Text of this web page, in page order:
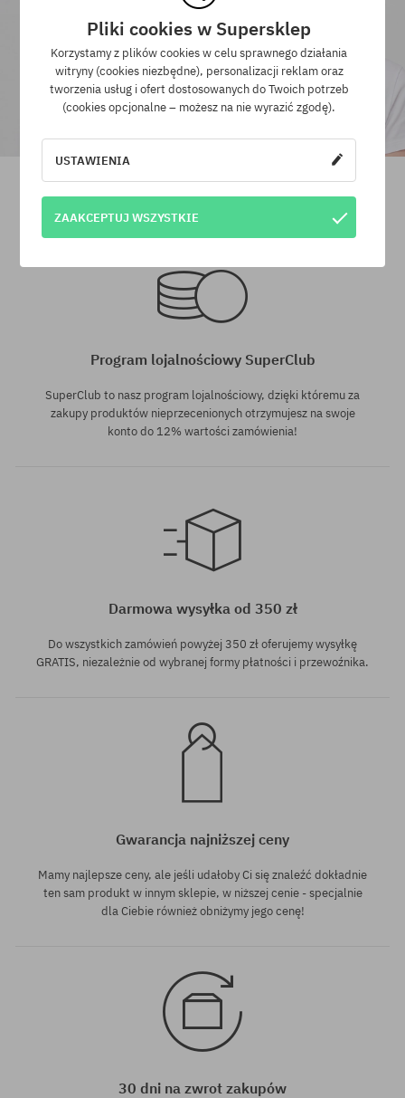
Okulary przeciwsłoneczne
MessyWeekend Grace Iso
419,90 PLN279,90 PLN
Okulary przeciwsłoneczne
MessyWeekend Ryan
359,90 PLN209,90 PLN
Program lojalnościowy SuperClub
SuperClub to nasz program lojalnościowy, dzięki któremu za
zakupy produktów nieprzecenionych otrzymujesz na swoje
konto do 12% wartości zamówienia!
Darmowa wysyłka od 350 zł
Do wszystkich zamówień powyżej 350 zł oferujemy wysyłkę
GRATIS, niezależnie od wybranej formy płatności i przewoźnika.
Gwarancja najniższej ceny
Mamy najlepsze ceny, ale jeśli udałoby Ci się znaleźć dokładnie
ten sam produkt w innym sklepie, w niższej cenie - specjalnie
dla Ciebie również obniżymy jego cenę!
30 dni na zwrot zakupów
Pliki cookies w Supersklep
Korzystamy z plików cookies w celu sprawnego działania
witryny (cookies niezbędne), personalizacji reklam oraz
tworzenia usług i ofert dostosowanych do Twoich potrzeb
(cookies opcjonalne – możesz na nie wyrazić zgodę).
USTAWIENIA
ZAAKCEPTUJ WSZYSTKIE